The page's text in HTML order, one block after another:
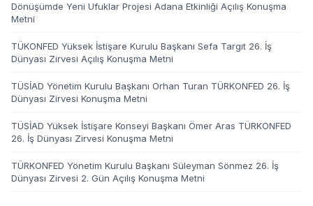
Dönüşümde Yeni Ufuklar Projesi Adana Etkinliği Açılış Konuşma
Metni
TÜKONFED Yüksek İstişare Kurulu Başkanı Sefa Targıt 26. İş
Dünyası Zirvesi Açılış Konuşma Metni
TÜSİAD Yönetim Kurulu Başkanı Orhan Turan TÜRKONFED 26. İş
Dünyası Zirvesi Konuşma Metni
TÜSİAD Yüksek İstişare Konseyi Başkanı Ömer Aras TÜRKONFED
26. İş Dünyası Zirvesi Konuşma Metni
TÜRKONFED Yönetim Kurulu Başkanı Süleyman Sönmez 26. İş
Dünyası Zirvesi 2. Gün Açılış Konuşma Metni